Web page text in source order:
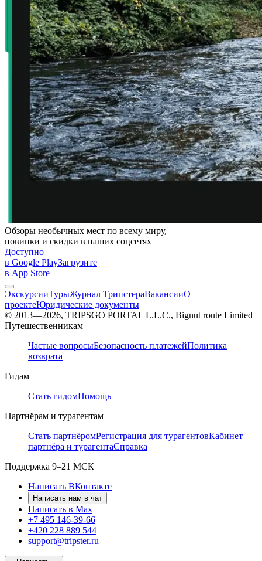
Обзоры необычных мест по всему миру,
новинки и скидки в наших соцсетях
Доступно
в Google PlayЗагрузите
в App Store
ЭкскурсииТурыЖурнал ТрипстераВакансииО
проектеЮридические документы
© 2013—2026, TRIPSGO PORTAL L.L.C., Bignut route Limited
Путешественникам
Частые вопросыБезопасность платежейПолитика
возврата
Гидам
Стать гидомПомощь
Партнёрам и турагентам
Стать партнёромРегистрация для турагентовКабинет
партнёра и турагентаСправка
Поддержка 9–21 МСК
Написать ВКонтакте
Написать нам в чат
Написать в Max
+7 495 146-39-66
+420 228 889 544
support@tripster.ru